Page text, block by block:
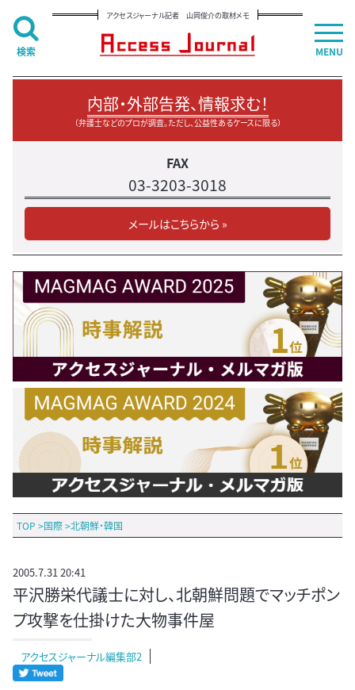
アクセスジャーナル記者 山岡俊介の取材メモ
内部・外部告発、情報求む！
（弁護士などのプロが調査。ただし、公益性あるケースに限る）
FAX
03-3203-3018
メールはこちらから »
TOP >国際>北朝鮮・韓国
2005.7.31 20:41
平沢勝栄代議士に対し、北朝鮮問題でマッチポン
プ攻撃を仕掛けた大物事件屋
アクセスジャーナル編集部2
MENU
検索